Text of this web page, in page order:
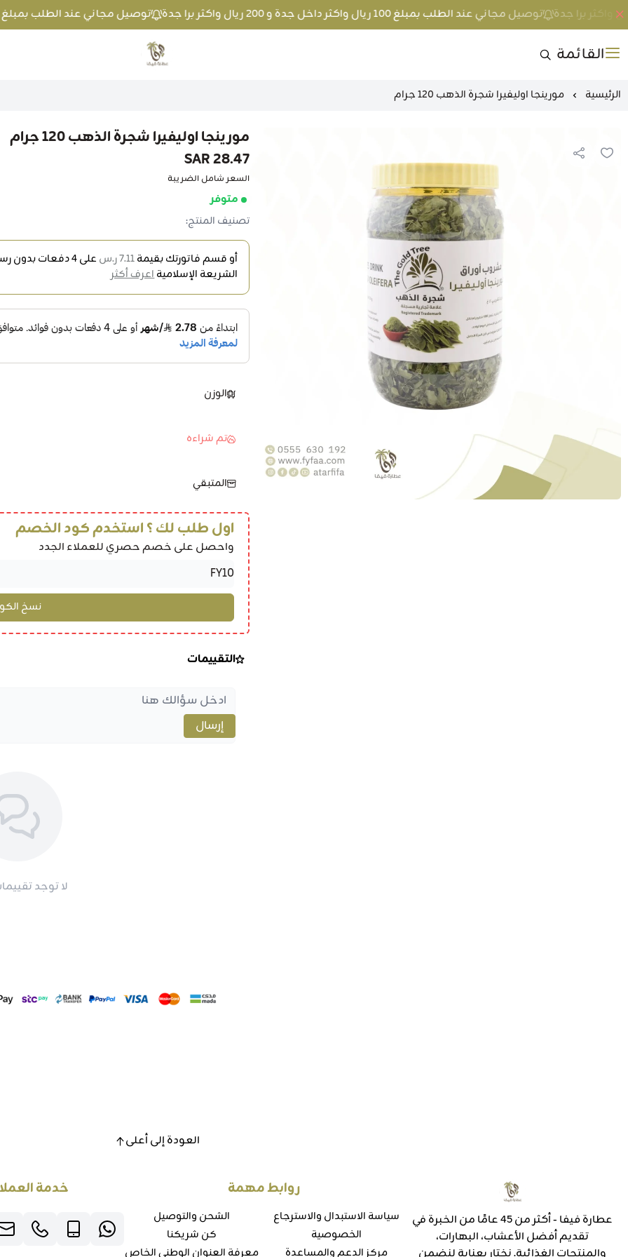
توصيل مجاني عند الطلب بمبلغ 100 ريال واكثر داخل جدة و 200 ريال واكثر برا جدة توصيل مجاني عند الطلب بمبلغ 100 ريال واكثر داخل جدة و 200 ريال واكثر برا جدة
القائمة متجر عطارة فيفا
الرئيسية مورينجا اوليفيرا شجرة الذهب 120 جرام
مورينجا اوليفيرا شجرة الذهب 120 جرام
28.47 SAR
السعر شامل الضريبة
متوفر
تصنيف المنتج:
أو قسم فاتورتك بقيمة7.11 ر.س على4دفعات بدون
الشريعة الإسلاميةاعرف أكثر
الوزن
تم شراءه
المتبقي
اول طلب لك ؟ استخدم كود الخصم
واحصل على خصم حصري للعملاء الجدد
التقييمات
إرسال
لا توجد
العودة إلى أعلى
عطارة فيفا - أكثر من 45 عامًا من الخبرة في
تقديم أفضل الأعشاب، البهارات،
روابط مهمة
سياسة الاستبدال والاسترجاع
الخصوصية
مركز الدعم والمساعدة
الشحن والتوصيل
كن شريكنا
معرفة العنوان الوطني الخاص
خدمة